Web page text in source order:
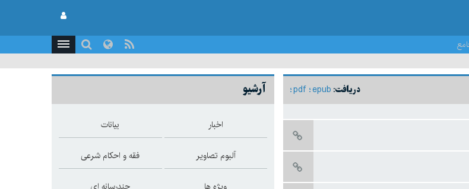
دریافت: epub
pdf آرشیو
اخبار بیانات
آلبوم تصاویر فقه و احکام شرعی